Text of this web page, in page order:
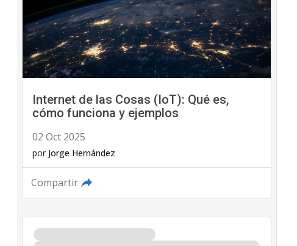
Internet de las Cosas (IoT): Qué es,
cómo funciona y ejemplos
02 Oct 2025
por Jorge Hernández
Compartir